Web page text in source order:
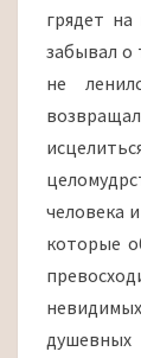
грядет
забывал о
не
человека
которые